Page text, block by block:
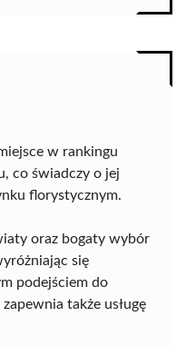
w rankingu
co świadczy o jej
florystycznym.
oraz bogaty wybór
się
podejściem do
także usługę